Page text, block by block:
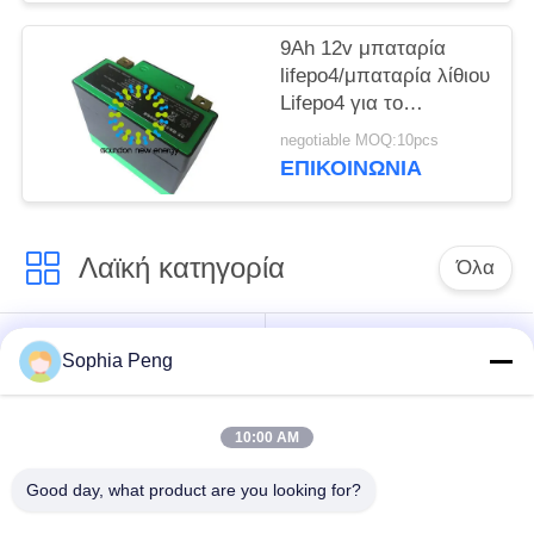
9Ah 12v μπαταρία
lifepo4/μπαταρία λίθιου
Lifepo4 για το
ηλεκτρικό βάρος
εκκινητών 1.2KG
negotiable MOQ:10pcs
ΕΠΙΚΟΙΝΩΝΊΑ
Λαϊκή κατηγορία Όλα
Ηλεκτρική μπαταρία
μοτοσικλετών
αποθήκευσης
αποθήκευσης
Μπαταρία NMC
Sophia Peng
10:00 AM
Good day, what product are you looking for?